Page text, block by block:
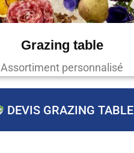
Grazing table
Assortiment personnalisé
DEVIS GRAZING TABLE